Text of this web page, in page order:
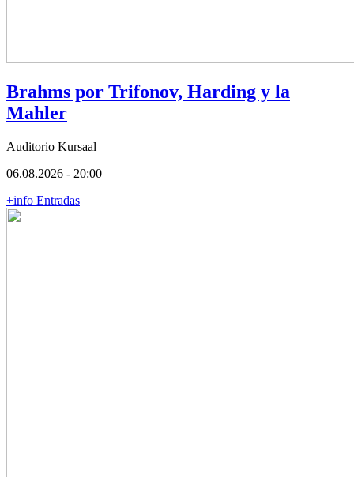
Brahms por Trifonov, Harding y la
Mahler
Auditorio Kursaal
06.08.2026 - 20:00
+info Entradas